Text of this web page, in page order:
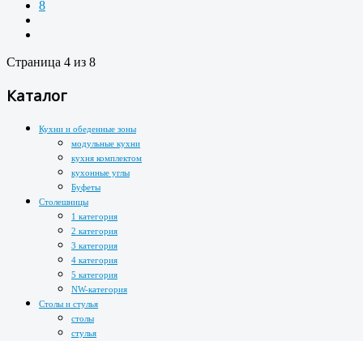
8
Страница 4 из 8
Каталог
Кухни и обеденные зоны
модульные кухни
кухня комплектом
кухонные углы
Буфеты
Столешницы
1 категория
2 категория
3 категория
4 категория
5 категория
NW-категория
Столы и стулья
столы
стулья